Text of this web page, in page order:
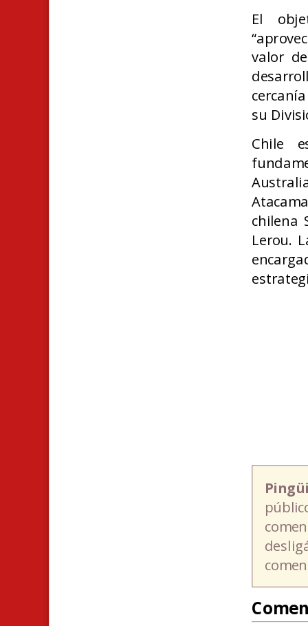
El
valor
su
Chile
chilena
Lerou.